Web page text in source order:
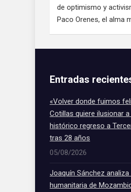
de optimismo y
Paco Orenes, el alma
Entradas
«Volver donde fuimos
Cotillas quiere ilusionar
histórico regreso a
tras 28 años
05/08/2026
Joaquín Sánchez analiza
humanitaria de